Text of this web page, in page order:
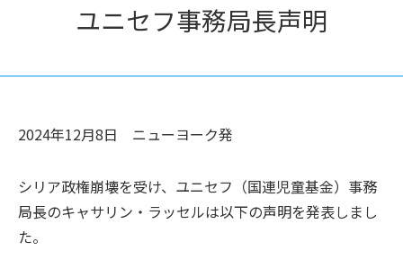
ユニセフ事務局長声明
2024年12月8日 ニューヨーク発
シリア政権崩壊を受け、ユニセフ（国連児童基金）事務
局長のキャサリン・ラッセルは以下の声明を発表しまし
た。